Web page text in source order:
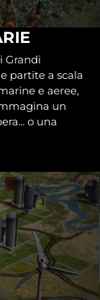
Grandi
partite a scala
e aeree,
un
o una